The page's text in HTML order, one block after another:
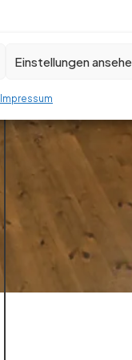
Einstellungen
Impressum